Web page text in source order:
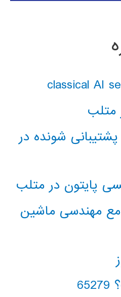
متلب
شونده در
پایتون در متلب
مهندسی ماشین